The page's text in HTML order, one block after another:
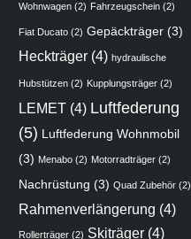
Wohnwagen (2) Fahrzeugschein (2)
Fiat Ducato (2) Gepäckträger (3)
Heckträger (4) hydraulische
Hubstützen (2) Kupplungsträger (2)
LEMET (4) Luftfederung
(5) Luftfederung Wohnmobil
(3) Menabo (2) Motorradträger (2)
Nachrüstung (3) Quad Zubehör (2)
Rahmenverlängerung (4)
Rollerträger (2) Skiträger (4)